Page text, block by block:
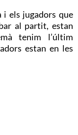
i els jugadors que
al partit, estan
tenim l’últim
estan en les